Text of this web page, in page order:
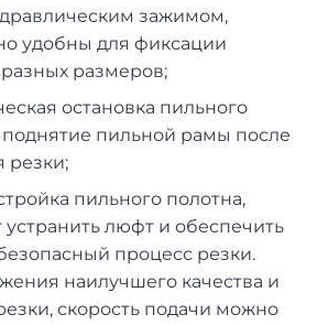
зажимом,
удобны для фиксации
разных размеров;
остановка пильного
поднятие пильной рамы после
резки;
пильного полотна,
устранить люфт и обеспечить
процесс резки.
наилучшего качества и
скорость подачи можно